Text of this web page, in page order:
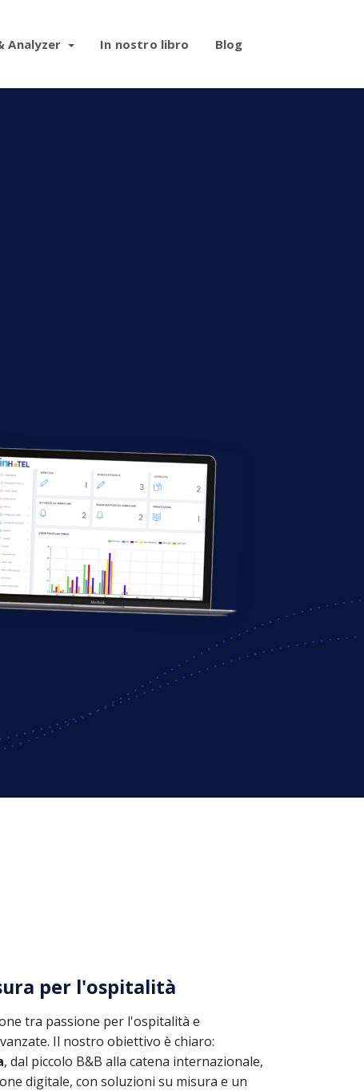
Analyzer In nostro libro Blog
per l'ospitalità
tra passione per l'ospitalità e
Il nostro obiettivo è chiaro:
, dal piccolo B&B alla catena internazionale,
digitale, con soluzioni su misura e un